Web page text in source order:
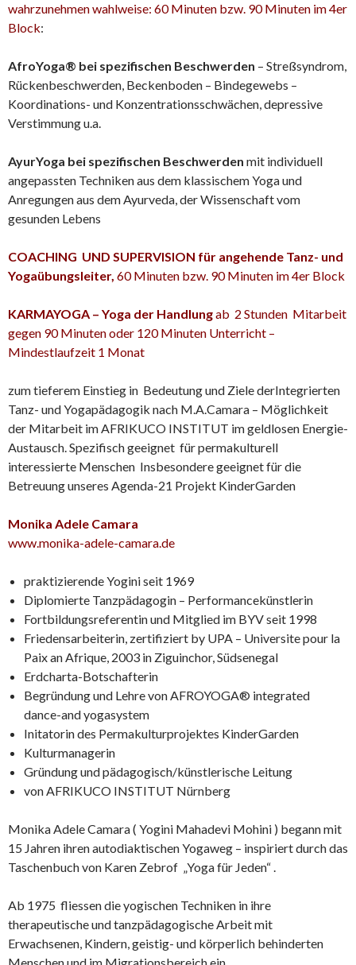
wahrzunehmen wahlweise: 60 Minuten bzw. 90 Minuten im 4er
Block:
AfroYoga® bei spezifischen Beschwerden – Streßsyndrom,
Rückenbeschwerden, Beckenboden – Bindegewebs –
Koordinations- und Konzentrationsschwächen, depressive
Verstimmung u.a.
AyurYoga bei spezifischen Beschwerden mit individuell
angepassten Techniken aus dem klassischem Yoga und
Anregungen aus dem Ayurveda, der Wissenschaft vom
gesunden Lebens
COACHING UND SUPERVISION für angehende Tanz- und
Yogaübungsleiter, 60 Minuten bzw. 90 Minuten im 4er Block
KARMAYOGA – Yoga der Handlungab 2 Stunden Mitarbeit
gegen 90 Minuten oder 120 Minuten Unterricht –
Mindestlaufzeit 1 Monat
zum tieferem Einstieg in Bedeutung und Ziele derIntegrierten
Tanz- und Yogapädagogik nach M.A.Camara – Möglichkeit
der Mitarbeit im AFRIKUCO INSTITUT im geldlosen Energie-
Austausch. Spezifisch geeignet für permakulturell
interessierte Menschen Insbesondere geeignet für die
Betreuung unseres Agenda-21 Projekt KinderGarden
Monika Adele Camara
www.monika-adele-camara.de
praktizierende Yogini seit 1969
Diplomierte Tanzpädagogin – Performancekünstlerin
Fortbildungsreferentin und Mitglied im BYV seit 1998
Friedensarbeiterin, zertifiziert by UPA – Universite pour la
Paix an Afrique, 2003 in Ziguinchor, Südsenegal
Erdcharta-Botschafterin
Begründung und Lehre von AFROYOGA® integrated
dance-and yogasystem
Initatorin des Permakulturprojektes KinderGarden
Kulturmanagerin
Gründung und pädagogisch/künstlerische Leitung
von AFRIKUCO INSTITUT Nürnberg
Monika Adele Camara ( Yogini Mahadevi Mohini ) begann mit
15 Jahren ihren autodiaktischen Yogaweg – inspiriert durch das
Taschenbuch von Karen Zebrof „Yoga für Jeden“ .
Ab 1975 fliessen die yogischen Techniken in ihre
therapeutische und tanzpädagogische Arbeit mit
Erwachsenen, Kindern, geistig- und körperlich behinderten